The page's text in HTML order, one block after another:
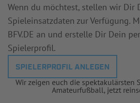
Wenn du möchtest, stellen wir Dir
Spieleinsatzdaten zur Verfügung.
BFV.DE an und erstelle Dir Dein
Spielerprofil.
SPIELERPROFIL ANLEGEN
Wir zeigen euch die spektakulärsten
Amateurfußball, jetzt